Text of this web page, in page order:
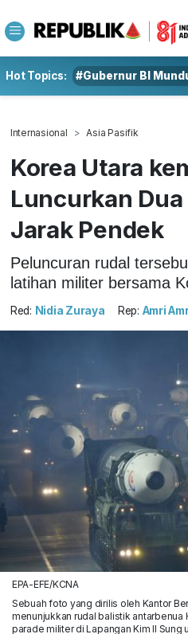
Hot Topics: #Gubernur BI
Internasional Asia Pasifik
Korea Utara
Luncurkan
Jarak Pendek
Peluncuran rudal
latihan militer bersama
Red: Nidia Zuraya Rep: Amri
EPA-EFE/KCNA
Sebuah foto yang dirilis oleh Kantor
menunjukkan rudal balistik
parade militer di Lapangan Kim Il Sung